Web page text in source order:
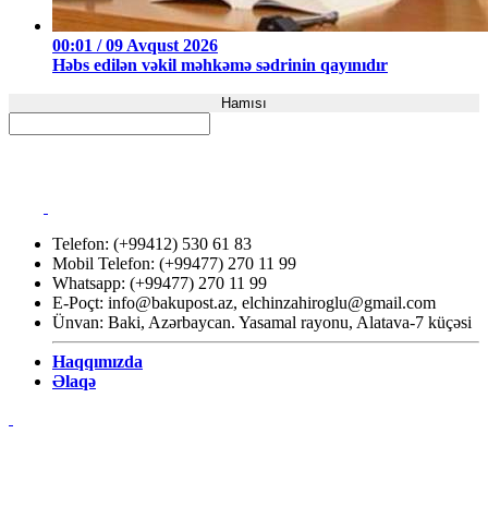
00:01 / 09 Avqust 2026
Həbs edilən vəkil məhkəmə sədrinin qayınıdır
Hamısı
Telefon: (+99412) 530 61 83
Mobil Telefon: (+99477) 270 11 99
Whatsapp: (+99477) 270 11 99
E-Poçt: info@bakupost.az, elchinzahiroglu@gmail.com
Ünvan: Baki, Azərbaycan. Yasamal rayonu, Alatava-7 küçəsi
Haqqımızda
Əlaqə